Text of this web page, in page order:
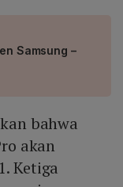
Samsung –
bahwa
akan
Ketiga